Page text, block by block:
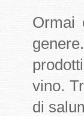
Ormai
vino.
di